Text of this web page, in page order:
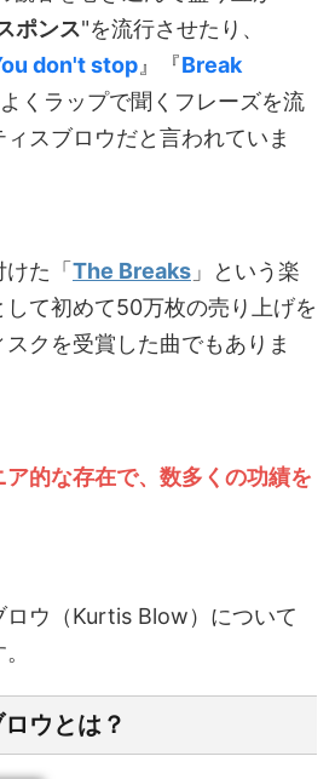
ポンス"を流行させたり、
don't stop 』『Break
くラップで聞くフレーズを流
スブロウだと言われていま
た「 The Breaks 」という楽
て初めて50万枚の売り上げを
クを受賞した曲でもありま
的な存在で、数多くの功績を
ロウ（Kurtis Blow）について
ウとは？